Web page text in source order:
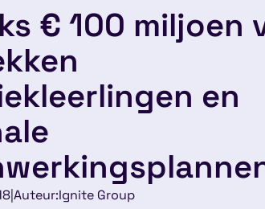
€ 100 miljoen
en
|Auteur:Ignite Group